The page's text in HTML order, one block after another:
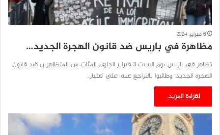
6 فبراير، 2024
مظاهرة في باريس ضد قانون الهجرة الجديد…
تظاهر في باريس يوم السبت 3 فبراير الجاري، المئات من المتظاهرين ضد قانون
الهجرة الجديد، وطالبوا بالتراجع عنه، على اعتبار…
لقراءة المزيد..